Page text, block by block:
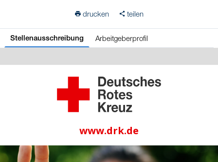
drucken teilen
Stellenausschreibung Arbeitgeberprofil